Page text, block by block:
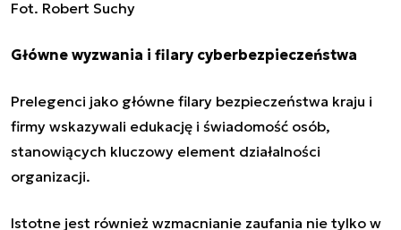
Fot. Robert Suchy
Główne wyzwania i filary cyberbezpieczeństwa
Prelegenci jako główne filary bezpieczeństwa kraju i
firmy wskazywali edukację i świadomość osób,
stanowiących kluczowy element działalności
organizacji.
Istotne jest również wzmacnianie zaufania nie tylko w